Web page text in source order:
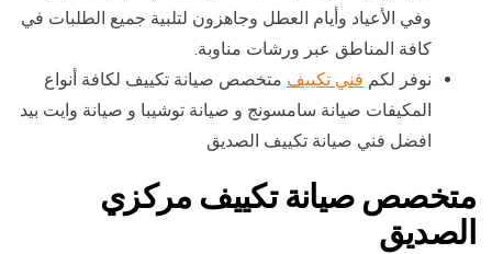
وفي الأعياد وأيام العطل وجاهزون لتلبية جميع الطلبات في
كافة المناطق عبر ورشات مناوبة.
نوفر لكم فني تكييف متخصص صيانة تكييف لكافة أنواع
المكيفات صيانة سامسونج و صيانة توشيبا و صيانة وايت بيد
افضل فني صيانة تكييف الصديق
متخصص صيانة تكييف مركزي
الصديق